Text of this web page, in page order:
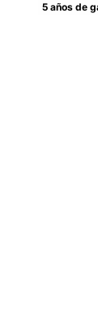
5 años de